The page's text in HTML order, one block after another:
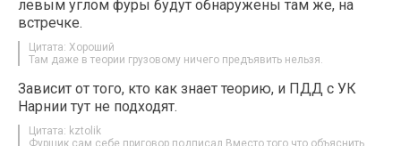
левым углом фуры будут обнаружены там же, на
встречке.
Цитата: Хороший
Там даже в теории грузовому ничего предъявить нельзя.
Зависит от того, кто как знает теорию, и ПДД с УК
Нарнии тут не подходят.
Цитата: kztolik
Фурщик сам себе приговор подписал.Вместо того,что объяснить